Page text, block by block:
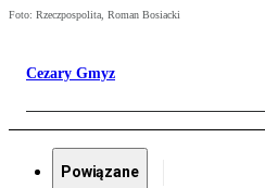
Foto: Rzeczpospolita, Roman Bosiacki
Cezary Gmyz
Powiązane